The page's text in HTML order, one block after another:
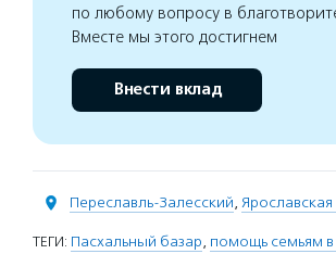
по любому вопросу в
Вместе мы этого достигнем
Внести вклад
Переславль-Залесский,
ТЕГИ: Пасхальный базар, помощь семьям в